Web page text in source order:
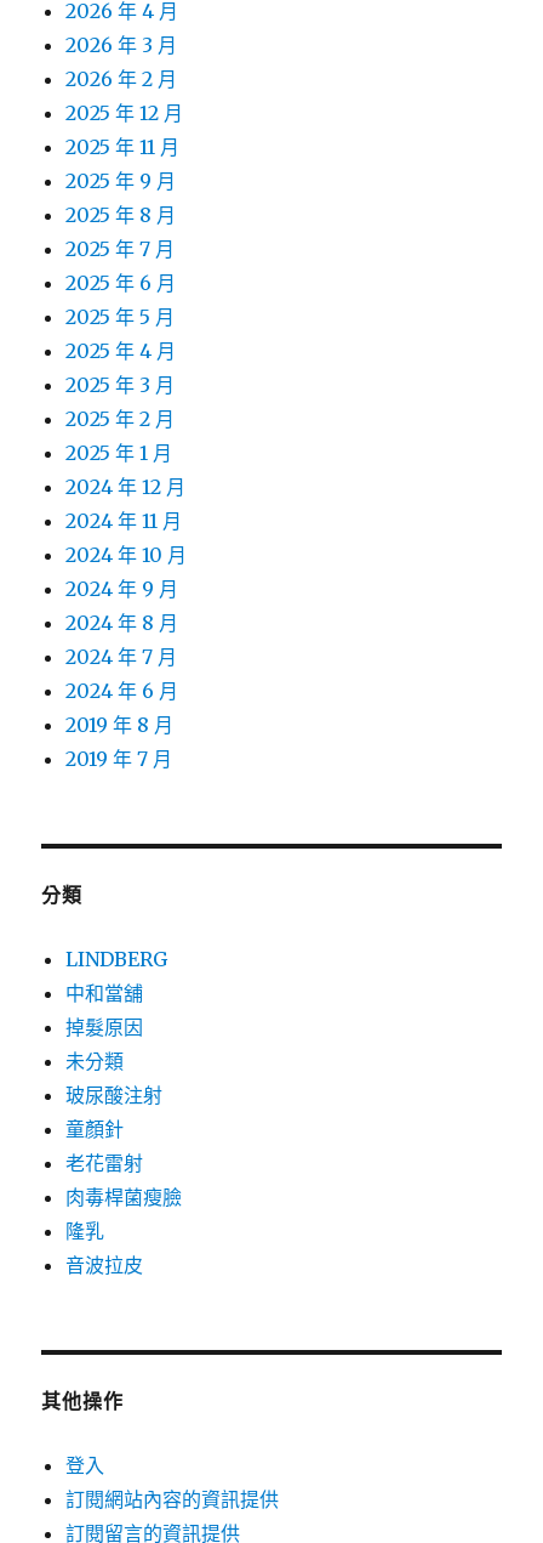
2026 年 4 月
2026 年 3 月
2026 年 2 月
2025 年 12 月
2025 年 11 月
2025 年 9 月
2025 年 8 月
2025 年 7 月
2025 年 6 月
2025 年 5 月
2025 年 4 月
2025 年 3 月
2025 年 2 月
2025 年 1 月
2024 年 12 月
2024 年 11 月
2024 年 10 月
2024 年 9 月
2024 年 8 月
2024 年 7 月
2024 年 6 月
2019 年 8 月
2019 年 7 月
分類
LINDBERG
中和當舖
掉髮原因
未分類
玻尿酸注射
童顏針
老花雷射
肉毒桿菌瘦臉
隆乳
音波拉皮
其他操作
登入
訂閱網站內容的資訊提供
訂閱留言的資訊提供